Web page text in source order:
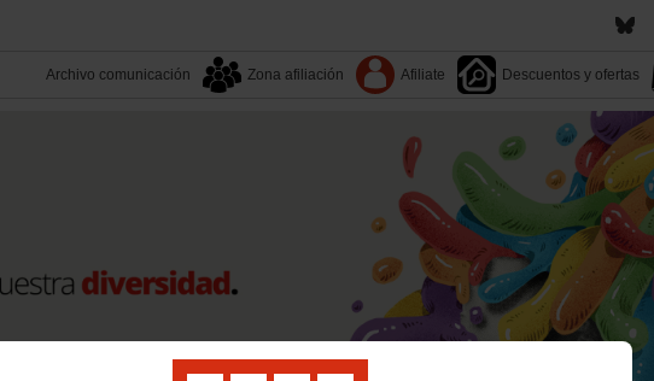
Archivo comunicación Zona afiliación Afiliate Descuentos y ofertas